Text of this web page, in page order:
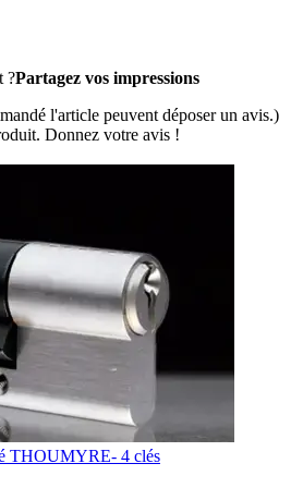
?Partagez vos impressions
l'article peuvent déposer un avis.)
Donnez votre avis !
THOUMYRE- 4 clés